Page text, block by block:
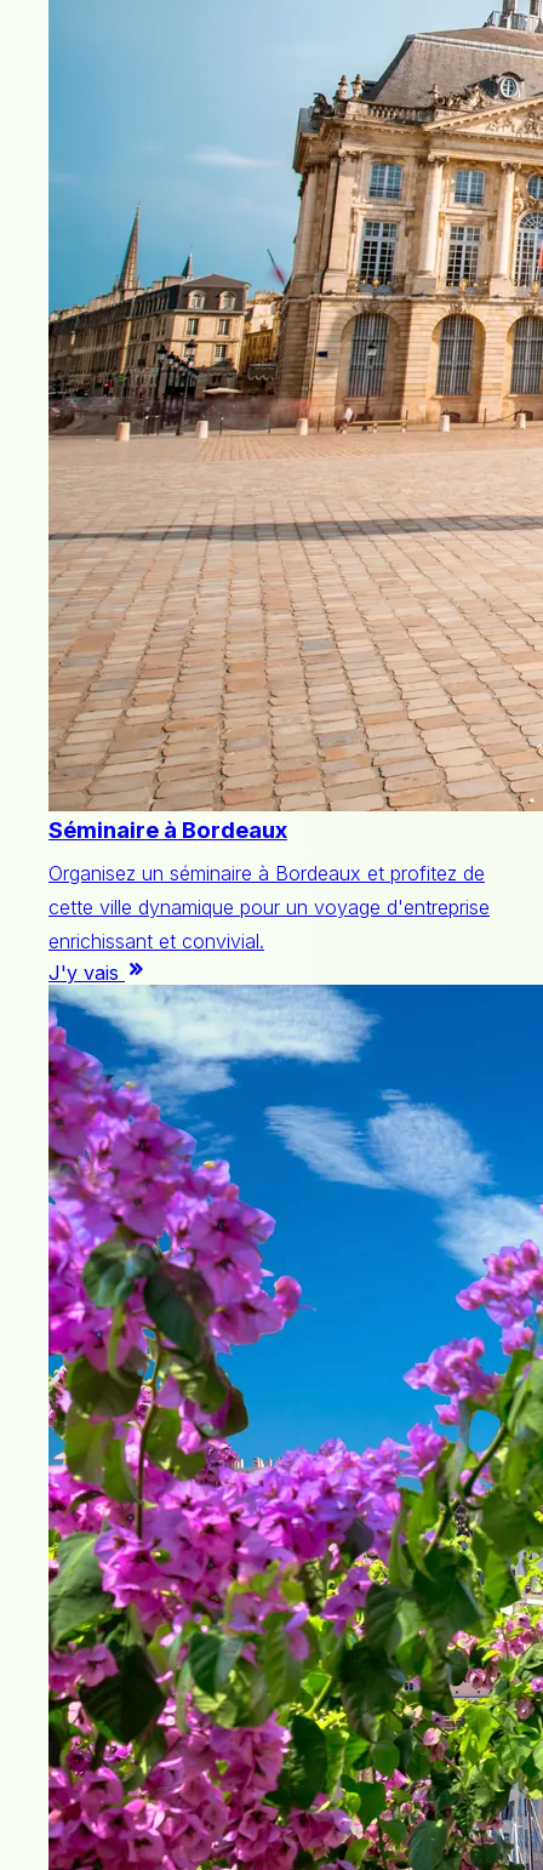
Séminaire à Bordeaux
Organisez un séminaire à Bordeaux et profitez de
cette ville dynamique pour un voyage d'entreprise
enrichissant et convivial.
J'y vais